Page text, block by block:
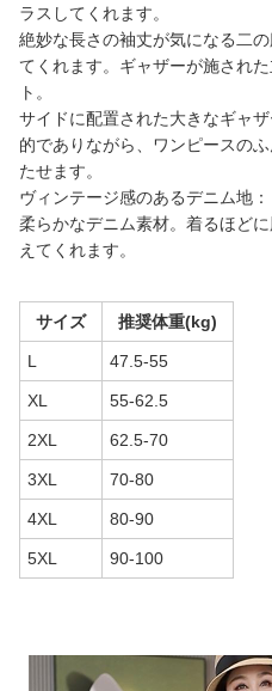
ラスしてくれます。
絶妙な長さの袖丈が気になる二
てくれます。ギャザーが施され
ト。
サイドに配置された大きなギャ
的でありながら、ワンピースの
たせます。
ヴィンテージ感のあるデニム地
柔らかなデニム素材。着るほど
えてくれます。
サイズ 推奨体重(kg)
L 47.5-55
XL 55-62.5
2XL 62.5-70
3XL 70-80
4XL 80-90
5XL 90-100